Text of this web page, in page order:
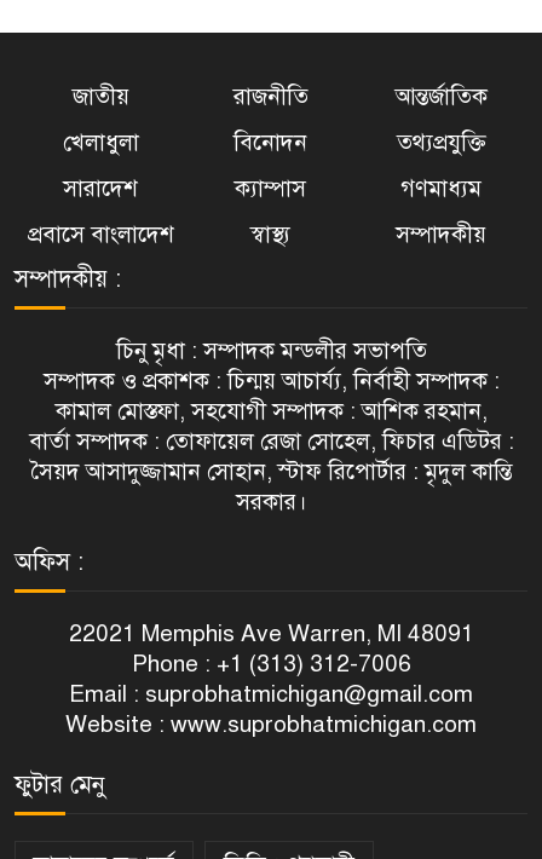
জাতীয় রাজনীতি
আন্তর্জাতিক
খেলাধুলা
বিনোদন
তথ্যপ্রযুক্তি
সারাদেশ
ক্যাম্পাস
গণমাধ্যম
প্রবাসে বাংলাদেশ
স্বাস্থ্য সম্পাদকীয়
সম্পাদকীয় :
চিনু মৃধা : সম্পাদক মন্ডলীর সভাপতি
সম্পাদক ও প্রকাশক : চিন্ময় আচার্য্য, নির্বাহী সম্পাদক :
কামাল মোস্তফা, সহযোগী সম্পাদক : আশিক রহমান,
বার্তা সম্পাদক : তোফায়েল রেজা সোহেল, ফিচার এডিটর :
সৈয়দ আসাদুজ্জামান সোহান, স্টাফ রিপোর্টার : মৃদুল কান্তি
সরকার।
অফিস :
22021 Memphis Ave Warren, MI 48091
Phone : +1 (313) 312-7006
Email : suprobhatmichigan@gmail.com
Website : www.suprobhatmichigan.com
ফুটার মেনু